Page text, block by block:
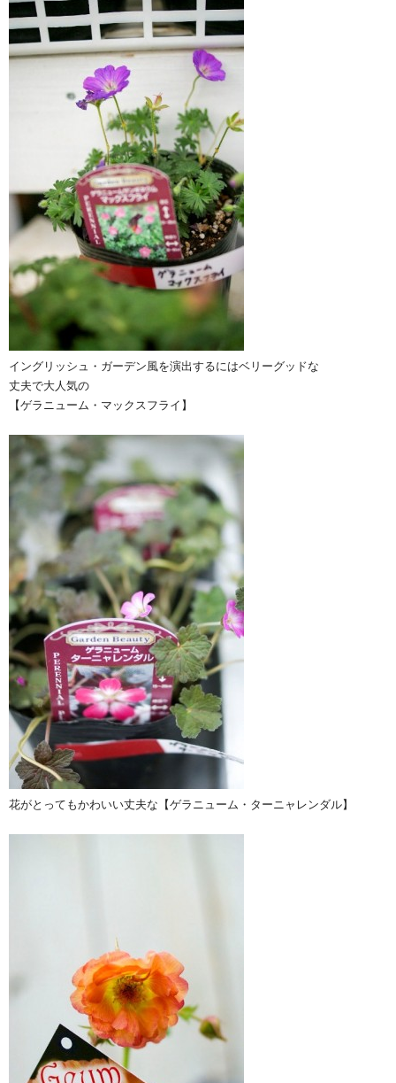
イングリッシュ・ガーデン風を演出するにはベリーグッドな
丈夫で大人気の
【ゲラニューム・マックスフライ】
花がとってもかわいい丈夫な【ゲラニューム・ターニャレンダル】